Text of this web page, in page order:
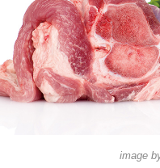
image